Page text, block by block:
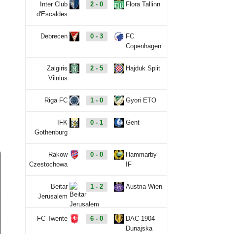
Inter Club
d'Escaldes
2 - 0 Flora Tallinn
Debrecen 0 - 3
FC
Copenhagen
Zalgiris
Vilnius
2 - 5 Hajduk Split
Riga FC 1 - 0 Gyori ETO
IFK
Gothenburg
0 - 1 Gent
Rakow
Czestochowa
0 - 0
Hammarby
IF
Beitar
Jerusalem
1 - 2 Austria Wien
FC Twente 6 - 0
DAC 1904
Dunajska